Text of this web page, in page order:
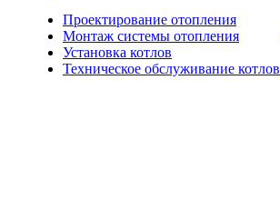
Проектирование отопления
Монтаж системы отопления
Установка котлов
Техническое обслуживание котлов